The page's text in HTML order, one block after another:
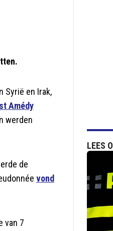
Syrië en Irak,
Amédy
werden
de
vond
van 7
LEES